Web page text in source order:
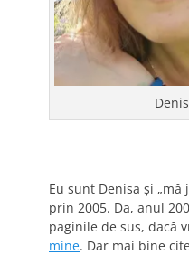
Eu sunt Denisa și „mă
prin 2005. Da, anul
paginile de sus, dacă
mine. Dar mai bine